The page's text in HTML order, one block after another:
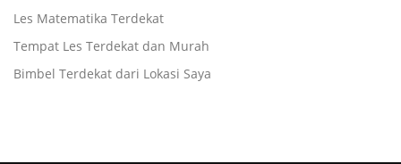
Les Matematika Terdekat
Tempat Les Terdekat dan Murah
Bimbel Terdekat dari Lokasi Saya